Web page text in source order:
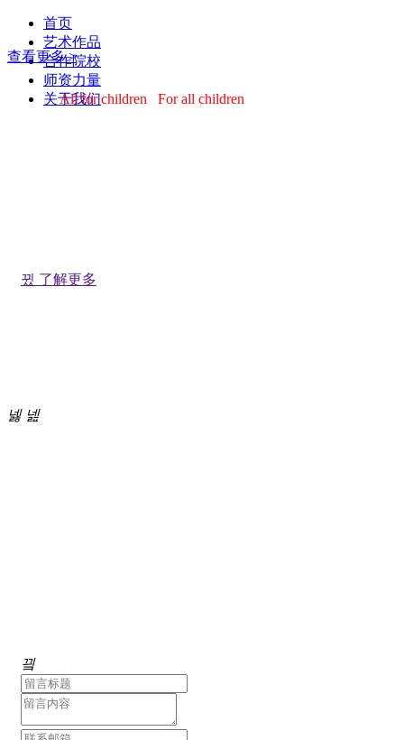
首页
艺术作品
合作院校
师资力量
关于我们
查看更多 >
All for children For all children
뀠 了解更多
넳 넲
끸